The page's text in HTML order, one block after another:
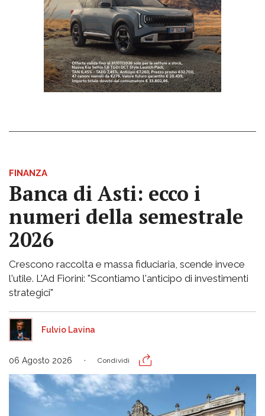
FINANZA
Banca di Asti: ecco i
numeri della semestrale
2026
Crescono raccolta e massa fiduciaria, scende invece
l'utile. L'Ad Fiorini: "Scontiamo l'anticipo di investimenti
strategici"
Fulvio Lavina
06 Agosto 2026 Condividi